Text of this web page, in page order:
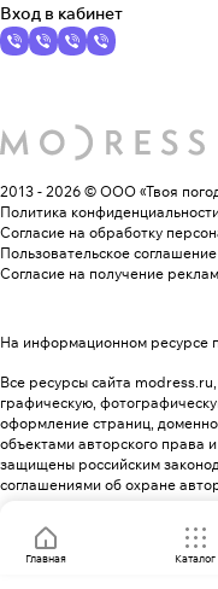
Вход в кабинет
2013 - 2026 © ООО «Твоя
Политика
Согласие на обработку
Пользовательское соглашение
Согласие на получение
На информационном ресурсе
Все ресурсы сайта
графическую,
оформление страниц,
объектами авторского права
защищены российским
соглашениями об охране
Главная Каталог